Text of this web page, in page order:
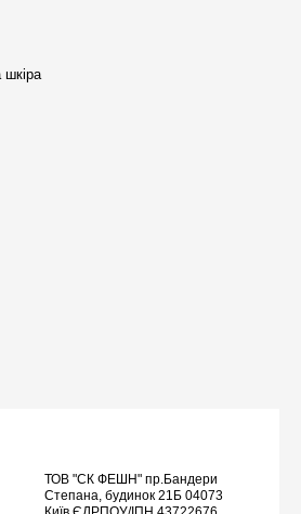
шкіра
ТОВ "СК ФЕШН" пр.Бандери
Степана, будинок 21Б 04073